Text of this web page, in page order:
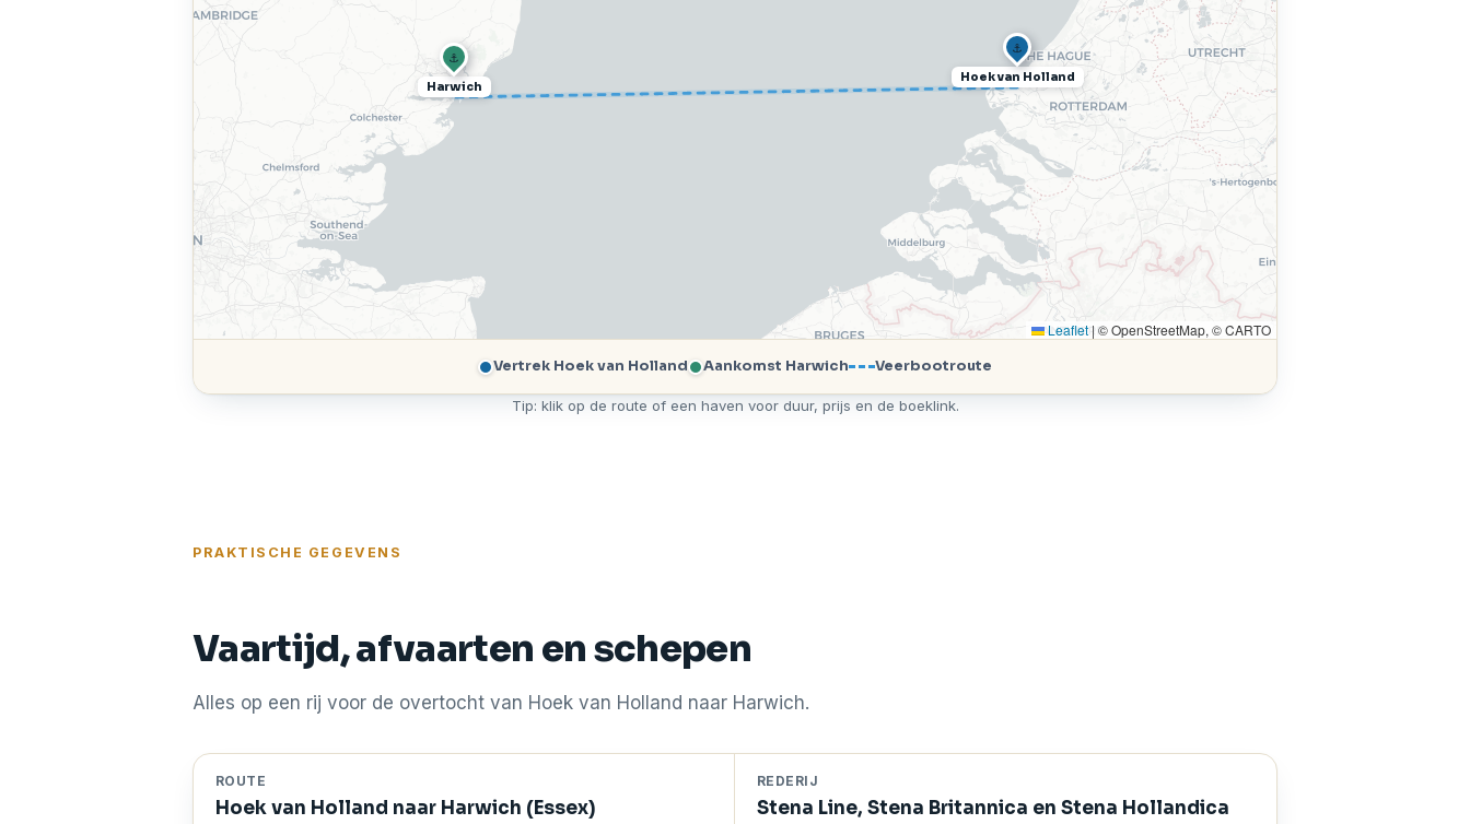
⚓
Hoek van Holland
⚓
Harwich
Leaflet | © OpenStreetMap, © CARTO
Vertrek Hoek van Holland Aankomst Harwich Veerbootroute
Tip: klik op de route of een haven voor duur, prijs en de boeklink.
PRAKTISCHE GEGEVENS
Vaartijd, afvaarten en schepen
Alles op een rij voor de overtocht van Hoek van Holland naar Harwich.
ROUTE
Hoek van Holland naar Harwich (Essex)
REDERIJ
Stena Line, Stena Britannica en Stena Hollandica